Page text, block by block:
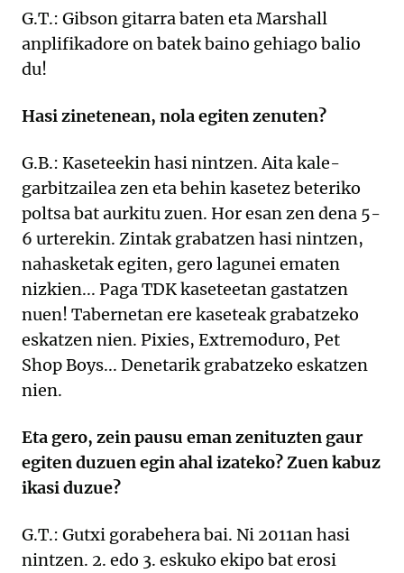
G.T.: Gibson gitarra baten eta Marshall
anplifikadore on batek baino gehiago balio
du!
Hasi zinetenean, nola egiten zenuten?
G.B.: Kaseteekin hasi nintzen. Aita kale-
garbitzailea zen eta behin kasetez beteriko
poltsa bat aurkitu zuen. Hor esan zen dena 5-
6 urterekin. Zintak grabatzen hasi nintzen,
nahasketak egiten, gero lagunei ematen
nizkien... Paga TDK kaseteetan gastatzen
nuen! Tabernetan ere kaseteak grabatzeko
eskatzen nien. Pixies, Extremoduro, Pet
Shop Boys... Denetarik grabatzeko eskatzen
nien.
Eta gero, zein pausu eman zenituzten gaur
egiten duzuen egin ahal izateko? Zuen kabuz
ikasi duzue?
G.T.: Gutxi gorabehera bai. Ni 2011an hasi
nintzen. 2. edo 3. eskuko ekipo bat erosi